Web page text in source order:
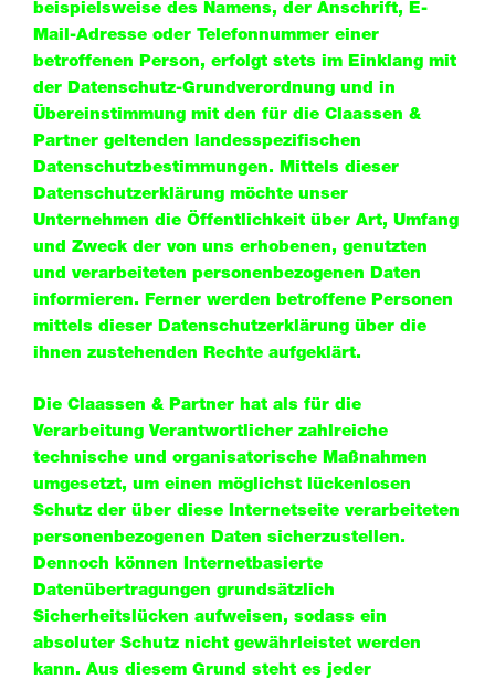
beispielsweise des Namens, der Anschrift, E-
Mail-Adresse oder Telefonnummer einer
betroffenen Person, erfolgt stets im Einklang mit
der Datenschutz-Grundverordnung und in
Übereinstimmung mit den für die Claassen &
Partner geltenden landesspezifischen
Datenschutzbestimmungen. Mittels dieser
Datenschutzerklärung möchte unser
Unternehmen die Öffentlichkeit über Art, Umfang
und Zweck der von uns erhobenen, genutzten
und verarbeiteten personenbezogenen Daten
informieren. Ferner werden betroffene Personen
mittels dieser Datenschutzerklärung über die
ihnen zustehenden Rechte aufgeklärt.
Die Claassen & Partner hat als für die
Verarbeitung Verantwortlicher zahlreiche
technische und organisatorische Maßnahmen
umgesetzt, um einen möglichst lückenlosen
Schutz der über diese Internetseite verarbeiteten
personenbezogenen Daten sicherzustellen.
Dennoch können Internetbasierte
Datenübertragungen grundsätzlich
Sicherheitslücken aufweisen, sodass ein
absoluter Schutz nicht gewährleistet werden
kann. Aus diesem Grund steht es jeder